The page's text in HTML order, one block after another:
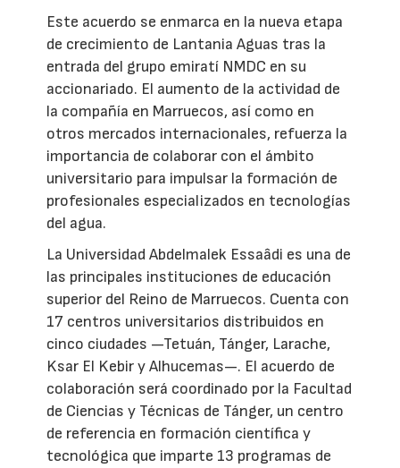
Este acuerdo se enmarca en la nueva etapa
de crecimiento de Lantania Aguas tras la
entrada del grupo emiratí NMDC en su
accionariado. El aumento de la actividad de
la compañía en Marruecos, así como en
otros mercados internacionales, refuerza la
importancia de colaborar con el ámbito
universitario para impulsar la formación de
profesionales especializados en tecnologías
del agua.
La Universidad Abdelmalek Essaâdi es una de
las principales instituciones de educación
superior del Reino de Marruecos. Cuenta con
17 centros universitarios distribuidos en
cinco ciudades —Tetuán, Tánger, Larache,
Ksar El Kebir y Alhucemas—. El acuerdo de
colaboración será coordinado por la Facultad
de Ciencias y Técnicas de Tánger, un centro
de referencia en formación científica y
tecnológica que imparte 13 programas de